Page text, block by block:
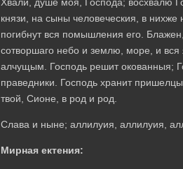
князи, на сыны человечeския, в нихже
погибнут вся помышлeния eго.
сотворшаго небо и землю, море, и
алчущым. Господь решит окованныя;
праведники. Господь хранит
твой, Сионе, в род и род.
Слава и ныне; аллилуия, аллилуия,
Мирная ектения: